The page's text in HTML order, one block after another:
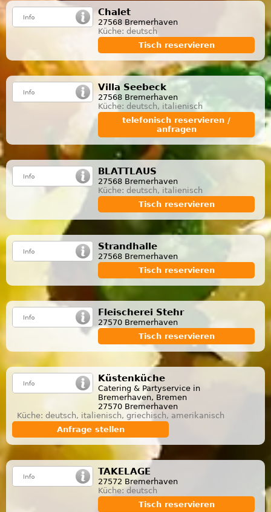
Chalet
27568 Bremerhaven
Küche: deutsch
Tisch reservieren
Villa Seebeck
27568 Bremerhaven
Küche: deutsch, italienisch
telefonisch reservieren /
anfragen
BLATTLAUS
27568 Bremerhaven
Küche: deutsch, italienisch
Tisch reservieren
Strandhalle
27568 Bremerhaven
Tisch reservieren
Fleischerei Stehr
27570 Bremerhaven
Tisch reservieren
Küstenküche
Catering & Partyservice in
Bremerhaven, Bremen
27570 Bremerhaven
Küche: deutsch, italienisch, griechisch, amerikanisch
Anfrage stellen
TAKELAGE
27572 Bremerhaven
Küche: deutsch
Tisch reservieren